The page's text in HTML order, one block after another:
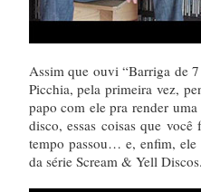
Assim que ouvi “Barriga de
Picchia, pela primeira vez,
papo com ele pra render
disco, essas coisas que
tempo passou… e, enfim, ele
da série Scream & Yell